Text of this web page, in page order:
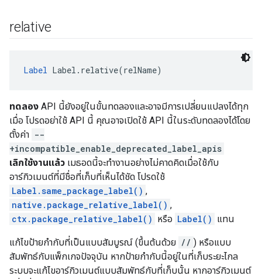
relative
Label Label.relative(relName)
ทดลอง API นี้ยังอยู่ในขั้นทดลองและอาจมีการเปลี่ยนแปลงได้ทุก
เมื่อ โปรดอย่าใช้ API นี้ คุณอาจเปิดใช้ API นี้ในระดับทดลองได้โดย
ตั้งค่า --
+incompatible_enable_deprecated_label_apis
เลิกใช้งานแล้ว เมธอดนี้จะทำงานอย่างไม่คาดคิดเมื่อใช้กับ
อาร์กิวเมนต์ที่มีชื่อที่เก็บที่เห็นได้ชัด โปรดใช้
Label.same_package_label() ,
native.package_relative_label() ,
ctx.package_relative_label() หรือ Label() แทน
แก้ไขป้ายกำกับที่เป็นแบบสัมบูรณ์ (ขึ้นต้นด้วย // ) หรือแบบ
สัมพัทธ์กับแพ็กเกจปัจจุบัน หากป้ายกำกับนี้อยู่ในที่เก็บระยะไกล
ระบบจะแก้ไขอาร์กิวเมนต์แบบสัมพัทธ์กับที่เก็บนั้น หากอาร์กิวเมนต์